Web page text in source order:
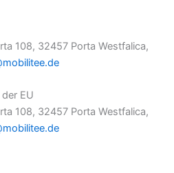
108, 32457 Porta Westfalica,
EU
108, 32457 Porta Westfalica,